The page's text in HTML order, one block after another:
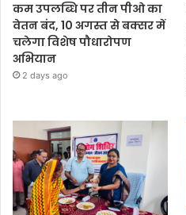
कम उपलब्धि पर तीन पीओ का
वेतन बंद, 10 अगस्त से बक्सर में
चलेगा विशेष पौधारोपण
अभियान
2 days ago